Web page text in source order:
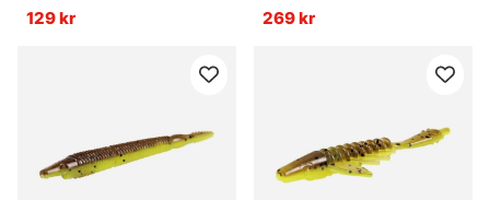
129 kr
269 kr